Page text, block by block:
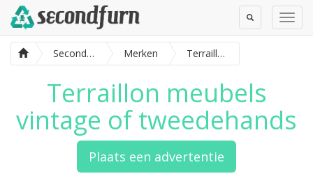
Toggle
Search
SecondFurn Merken Terraillon meubels
Terraillon meubels
vintage of tweedehands
Plaats een advertentie